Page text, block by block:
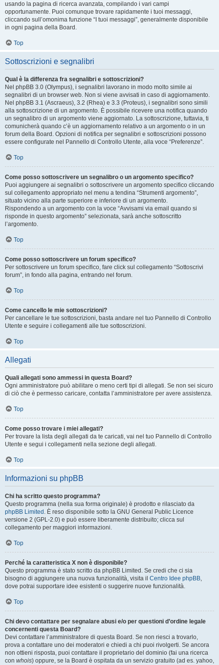
usando la pagina di ricerca avanzata, compilando i vari campi
opportunamente. Puoi comunque trovare rapidamente i tuoi messaggi,
cliccando sull’omonima funzione “I tuoi messaggi”, generalmente disponibile
in ogni pagina della Board.
Top
Sottoscrizioni e segnalibri
Qual è la differenza fra segnalibri e sottoscrizioni?
Nel phpBB 3.0 (Olympus), i segnalibri lavorano in modo molto simile ai
segnalibri di un browser web. Non si viene avvisati in caso di aggiornamento.
Nel phpBB 3.1 (Ascraeus), 3.2 (Rhea) e 3.3 (Proteus), i segnalibri sono simili
alla sottoscrizione di un argomento. È possibile ricevere una notifica quando
un segnalibro di un argomento viene aggiornato. La sottoscrizione, tuttavia, ti
comunicherà quando c’è un aggiornamento relativo a un argomento o in un
forum della Board. Opzioni di notifica per segnalibri e sottoscrizioni possono
essere configurate nel Pannello di Controllo Utente, alla voce “Preferenze”.
Top
Come posso sottoscrivere un segnalibro o un argomento specifico?
Puoi aggiungere ai segnalibri o sottoscrivere un argomento specifico cliccando
sul collegamento appropriato nel menu a tendina “Strumenti argomento”,
situato vicino alla parte superiore e inferiore di un argomento.
Rispondendo a un argomento con la voce “Avvisami via email quando si
risponde in questo argomento” selezionata, sarà anche sottoscritto
l’argomento.
Top
Come posso sottoscrivere un forum specifico?
Per sottoscrivere un forum specifico, fare click sul collegamento “Sottoscrivi
forum”, in fondo alla pagina, entrando nel forum.
Top
Come cancello le mie sottoscrizioni?
Per cancellare le tue sottoscrizioni, basta andare nel tuo Pannello di Controllo
Utente e seguire i collegamenti alle tue sottoscrizioni.
Top
Allegati
Quali allegati sono ammessi in questa Board?
Ogni amministratore può abilitare o meno certi tipi di allegati. Se non sei sicuro
di ciò che è permesso caricare, contatta l’amministratore per avere assistenza.
Top
Come posso trovare i miei allegati?
Per trovare la lista degli allegati da te caricati, vai nel tuo Pannello di Controllo
Utente e segui i collegamenti nella sezione degli allegati.
Top
Informazioni su phpBB
Chi ha scritto questo programma?
Questo programma (nella sua forma originale) è prodotto e rilasciato da
phpBB Limited . È reso disponibile sotto la GNU General Public Licence
versione 2 (GPL-2.0) e può essere liberamente distribuito; clicca sul
collegamento per maggiori informazioni.
Top
Perché la caratteristica X non è disponibile?
Questo programma è stato scritto da phpBB Limited. Se credi che ci sia
bisogno di aggiungere una nuova funzionalità, visita il Centro Idee phpBB,
dove potrai supportare idee esistenti o suggerire nuove funzionalità.
Top
Chi devo contattare per segnalare abusi e/o per questioni d’ordine legale
concernenti questa Board?
Devi contattare l’amministratore di questa Board. Se non riesci a trovarlo,
prova a contattare uno dei moderatori e chiedi a chi puoi rivolgerti. Se ancora
non ottieni risposta, puoi contattare il proprietario del dominio (fai una ricerca
con whois) oppure, se la Board è ospitata da un servizio gratuito (ad es. yahoo,